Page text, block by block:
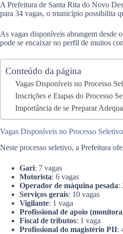
A Prefeitura de Santa Rita do Novo
para 34 vagas, o município possibilita
As vagas disponíveis abrangem desde
pode se encaixar no perfil de muitos
Conteúdo da página
Vagas Disponíveis no Processo
Inscrições e Etapas do Processo
Importância de se Preparar
Vagas Disponíveis no Processo
Neste processo seletivo, a Prefeitura
Gari: 7 vagas
Motorista: 6 vagas
Operador de máquina pesada:
Serviços gerais: 10 vagas
Vigilante: 1 vaga
Profissional de apoio
Fiscal de tributos: 1 vaga
Profissional do magistério PII: